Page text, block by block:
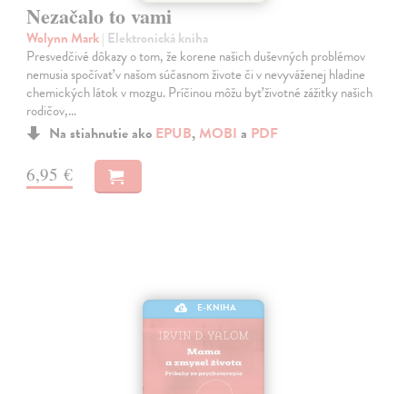
Nezačalo to vami
Wolynn Mark| Elektronická kniha
Presvedčivé dôkazy o tom, že korene našich duševných problémov
nemusia spočívať v našom súčasnom živote či v nevyváženej hladine
chemických látok v mozgu. Príčinou môžu byť životné zážitky našich
rodičov,…
Na stiahnutie ako EPUB, MOBI a PDF
6,95 €
E-KNIHA